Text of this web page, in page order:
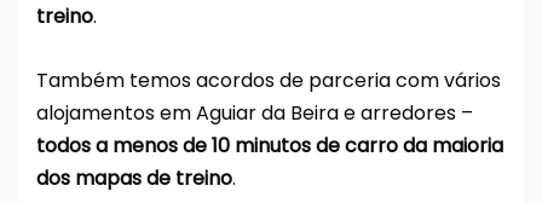
treino.
Também temos acordos de parceria com vários
alojamentos em Aguiar da Beira e arredores –
todos a menos de 10 minutos de carro da maioria
dos mapas de treino.